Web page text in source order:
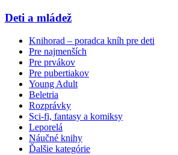
Deti a mládež
Knihorad – poradca kníh pre deti
Pre najmenších
Pre prvákov
Pre pubertiakov
Young Adult
Beletria
Rozprávky
Sci-fi, fantasy a komiksy
Leporelá
Náučné knihy
Ďalšie kategórie